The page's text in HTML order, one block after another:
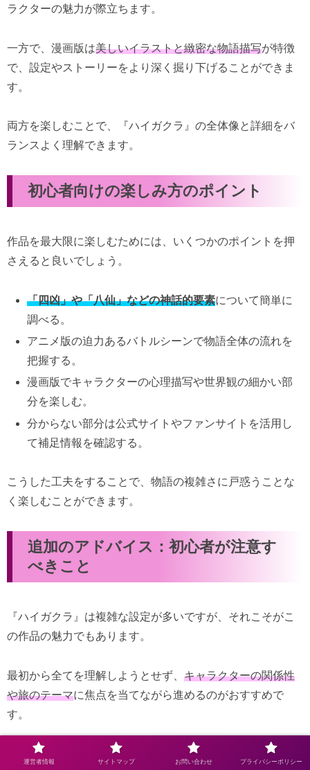
ラクターの魅力が際立ちます。
一方で、漫画版は美しいイラストと緻密な物語描写が特徴
で、設定やストーリーをより深く掘り下げることができま
す。
両方を楽しむことで、『ハイガクラ』の全体像と詳細をバ
ランスよく理解できます。
初心者向けの楽しみ方のポイント
作品を最大限に楽しむためには、いくつかのポイントを押
さえると良いでしょう。
「四凶」や「八仙」などの神話的要素について簡単に
調べる。
アニメ版の迫力あるバトルシーンで物語全体の流れを
把握する。
漫画版でキャラクターの心理描写や世界観の細かい部
分を楽しむ。
分からない部分は公式サイトやファンサイトを活用し
て補足情報を確認する。
こうした工夫をすることで、物語の複雑さに戸惑うことな
く楽しむことができます。
追加のアドバイス：初心者が注意す
べきこと
『ハイガクラ』は複雑な設定が多いですが、それこそがこ
の作品の魅力でもあります。
最初から全てを理解しようとせず、 キャラクターの関係性
や旅のテーマに焦点を当てながら進めるのがおすすめで
す。
また、SNSやレビューサイトで他のファンの感想を見る
運営者情報 サイトマップ お問い合わせ プライバシーポリシー